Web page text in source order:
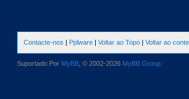
Contacte-nos | Pplware | Voltar ao Topo | Voltar ao
Suportado Por MyBB , © 2002-2026 MyBB Group